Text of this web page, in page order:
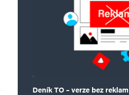
Deník TO – verze bez reklam